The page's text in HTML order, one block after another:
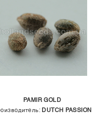
PAMIR GOLD
DUTCH PASSION